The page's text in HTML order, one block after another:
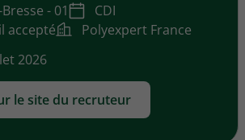
- 01
CDI
accepté
Polyexpert France
2026
le site du recruteur